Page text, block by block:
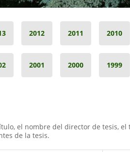
2012 2011 2010
2001 2000 1999
el nombre del director de tesis, el
de la tesis.